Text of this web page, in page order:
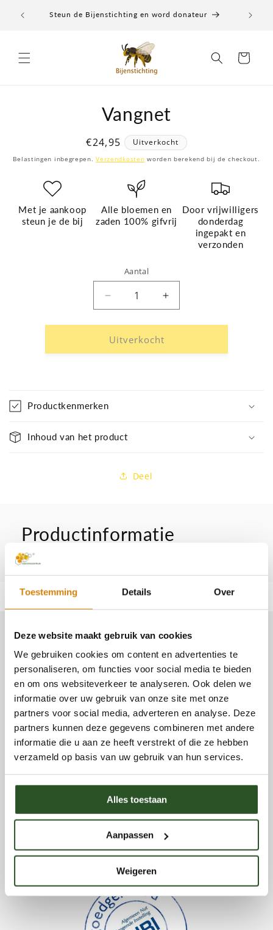
Toestemming Details Over
Deze website maakt gebruik van cookies
We gebruiken cookies om content en advertenties te
personaliseren, om functies voor social media te bieden
en om ons websiteverkeer te analyseren. Ook delen we
informatie over uw gebruik van onze site met onze
partners voor social media, adverteren en analyse. Deze
partners kunnen deze gegevens combineren met andere
informatie die u aan ze heeft verstrekt of die ze hebben
verzameld op basis van uw gebruik van hun services.
Alles toestaan
Aanpassen
Weigeren
naar de
de Steun de Bijenstichting en word donateur
Winkelwagen
Vangnet
Normale
prijs
€24,95 Uitverkocht
Belastingen inbegrepen.Verzendkosten worden berekend bij de checkout.
Met je aankoop
steun je de bij
Alle bloemen en
zaden 100% gifvrij
Door vrijwilligers
donderdag
ingepakt en
verzonden
Aantal
Aantal
verlagen
voor
Vangnet
Aantal
verhogen
voor
Uitverkocht
Productkenmerken
Inhoud van het product
Deel
Productinformatie